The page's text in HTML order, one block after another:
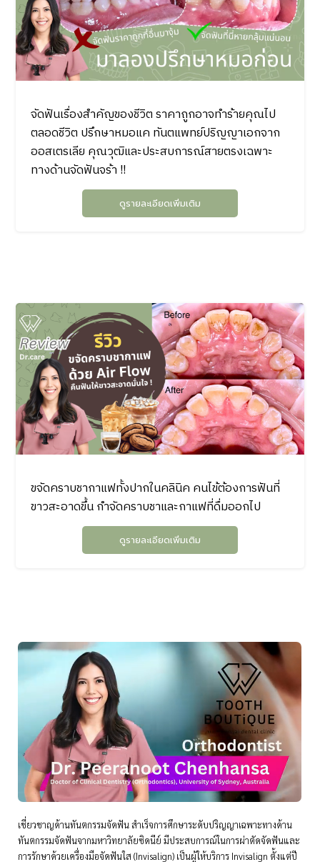
จัดฟันเรื่องสำคัญของชีวิต ราคาถูกอาจทำร้ายคุณไป
ตลอดชีวิต ปรึกษาหมอแค ทันตแพทย์ปริญญาเอกจาก
ออสเตรเลีย คุณวุฒิและประสบการณ์สายตรงเฉพาะ
ทางด้านจัดฟันจร้า !!
ดูรายละเอียดเพิ่มเติม
ขจัดคราบชากาแฟทั้งปากในคลินิค คนไข้ต้องการฟันที่
ขาวสะอาดขึ้น กำจัดคราบชาและกาแฟที่ดื่มออกไป
ดูรายละเอียดเพิ่มเติม
เชี่ยวชาญด้านทันตกรรมจัดฟัน สำเร็จการศึกษาระดับปริญญาเฉพาะทางด้าน
ทันตกรรมจัดฟันจากมหาวิทยาลัยซิดนีย์ มีประสบการณ์ในการผ่าตัดจัดฟันและ
การรักษาด้วยเครื่องมือจัดฟันใส (Invisalign) เป็นผู้ให้บริการ Invisalign ตั้งแต่ปี